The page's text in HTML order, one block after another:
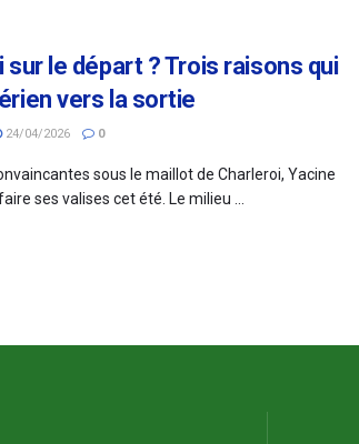
sur le départ ? Trois raisons qui
vers la sortie
24/04/2026 0
sous le maillot de Charleroi, Yacine
ses valises cet été. Le milieu ...